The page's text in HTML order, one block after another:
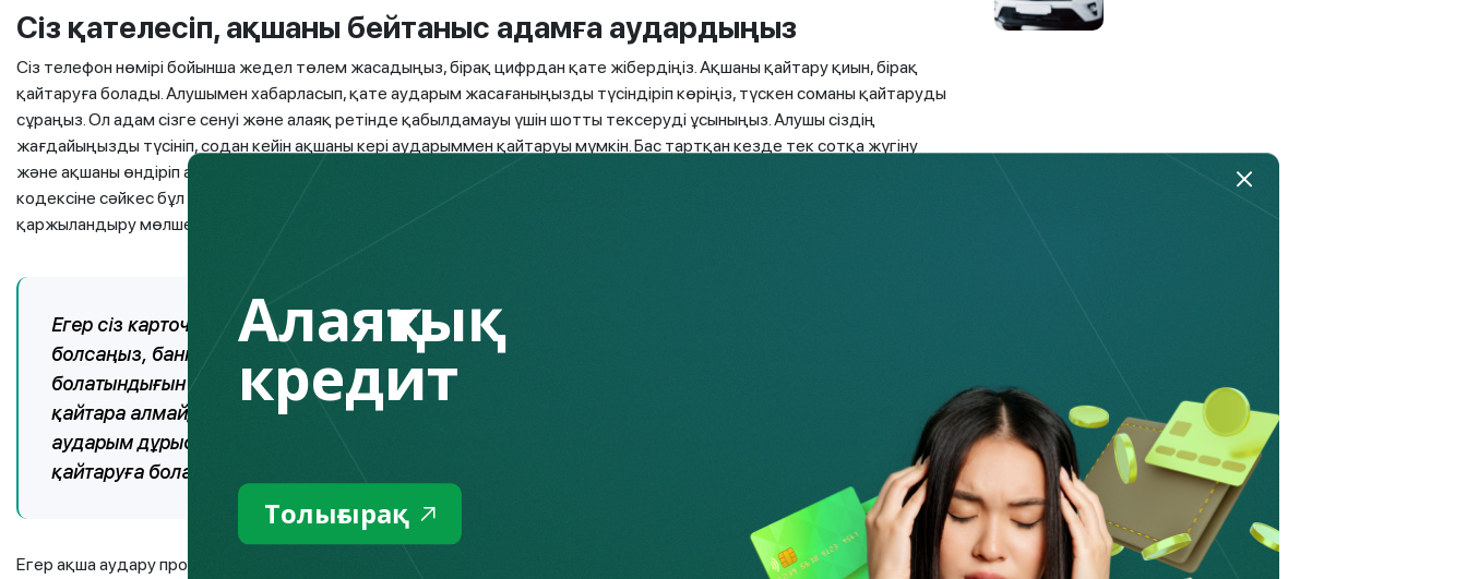
Сіз қателесіп, ақшаны бейтаныс адамға аудардыңыз
Сіз телефон нөмірі бойынша жедел төлем жасадыңыз, бірақ цифрдан қате жібердіңіз. Ақшаны қайтару қиын, бірақ
қайтаруға болады. Алушымен хабарласып, қате аударым жасағаныңызды түсіндіріп көріңіз, түскен соманы қайтаруды
сұраңыз. Ол адам сізге сенуі және алаяқ ретінде қабылдамауы үшін шотты тексеруді ұсыныңыз. Алушы сіздің
жағдайыңызды түсініп, содан кейін ақшаны кері аударыммен қайтаруы мүмкін. Бас тартқан кезде тек сотқа жүгіну
және ақшаны өндіріп алу туралы талап-арыз беру ғана қалады, себебі қолданыстағы заңнамада ҚР Азаматтық
кодексіне сәйкес бұл әрекет «негізсіз баю» ретінде қаралады. Сондай-ақ, сіз ҚР Ұлттық Банкінің қолданыстағы қайта
қаржыландыру мөлшерлемесі бойынша ақшаңызды пайдаланғаны үшін сыйақы өндіріп ала аласыз.
Егер сіз карточканың немесе шоттың дұрыс емес нөмірі бойынша ақшаны қате жіберген
болсаңыз, банкке хабарласып, бәрін түсіндіріп, менеджерден ақшаны қалай қайтаруға
болатындығын білуіңіз керек. Сонымен қатар, бұл жағдайда банк төлемді біржақты түрде кері
қайтара алмайды. Әрбір банктің осындай мәселелерді шешудің өз рәсімі бар. Көбінесе, егер
аударым дұрыс емес банктік шотқа сәтті жіберілсе, ақшаны алушының келісімімен ғана
қайтаруға болады.
Егер ақша аудару процесі жүріп жатқан болса, онда операцияны болдырмауға болады. Егер сіз қате жіберіп, жоқ
Алаяқтық
кредит
Толығырақ